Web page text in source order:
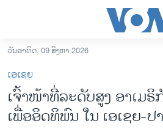
ເຂົ້າ
ຫາ
ຂ້າມ
ຂ້າມ
ຂ້າມ
ລາວ
ອາເມຣິກາ
ວັນອາທິດ, 09 ສິງຫາ 2026
ເອເຊຍ
ເຈົ້າໜ້າທີ່ລະດັບສູງ ອາເມ
ເພື່ອອິດທິພົນ ໃນ ເອເຊຍ-ປ